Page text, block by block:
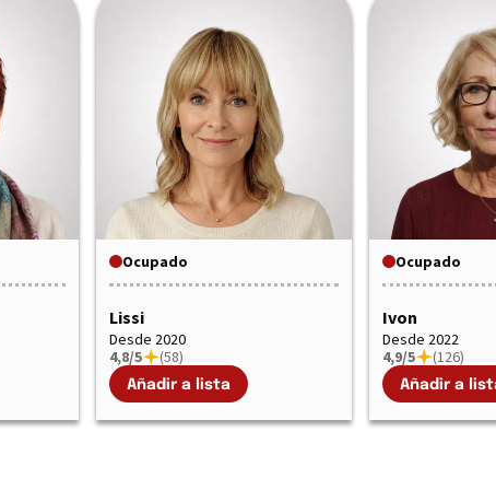
Ocupado
Lissi
Desde 2020
4,8/5
(58)
Añadir a lista
Ocupado
Ivon
Desde 2022
4,9/5
(126)
Añadir a